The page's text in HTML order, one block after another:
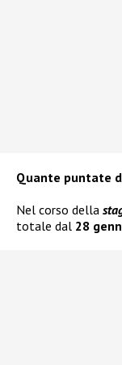
Quante puntate
Nel corso della
totale dal 28